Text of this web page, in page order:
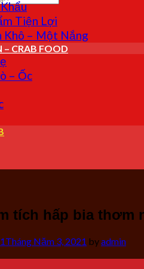
Tiện Lợi
Khô – Một Nắng
– CRAB FOOD
– Ốc
tích hấp bia thơm
Tháng Năm 3, 2021 byadmin